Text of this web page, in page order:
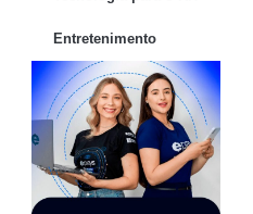
Entretenimento